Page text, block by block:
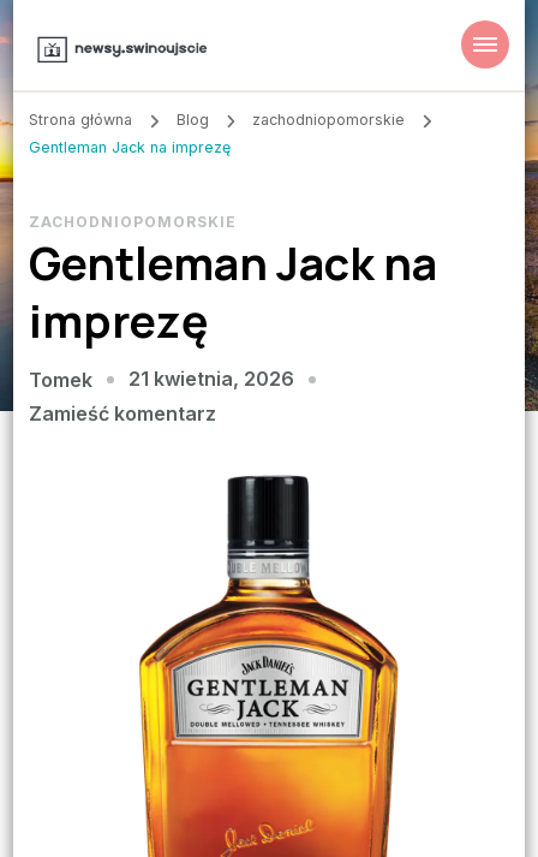
Strona główna Blog
zachodniopomorskie
Gentleman Jack na imprezę
ZACHODNIOPOMORSKIE
Gentleman Jack na
imprezę
Tomek
21 kwietnia, 2026
Zamieść komentarzwe
Gentleman
Jack
na
imprezę